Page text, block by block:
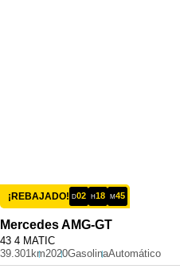
¡REBAJADO! D02 H18 M45
MercedesAMG-GT
43 4 MATIC
39.301km2020GasolinaAutomático